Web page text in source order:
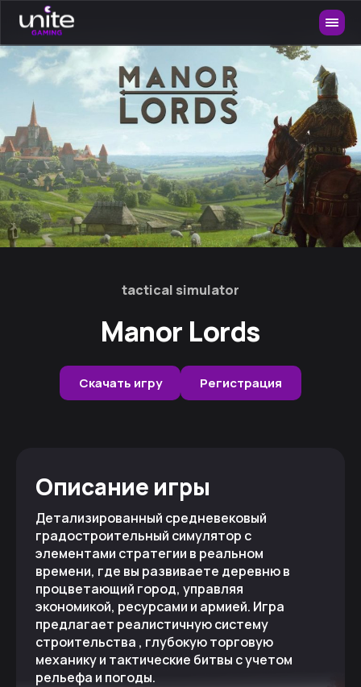
tactical simulator
Manor Lords
Скачать игру Регистрация
Описание игры
Детализированный средневековый
градостроительный симулятор с
элементами стратегии в реальном
времени, где вы развиваете деревню в
процветающий город, управляя
экономикой, ресурсами и армией. Игра
предлагает реалистичную систему
строительства , глубокую торговую
механику и тактические битвы с учетом
рельефа и погоды.